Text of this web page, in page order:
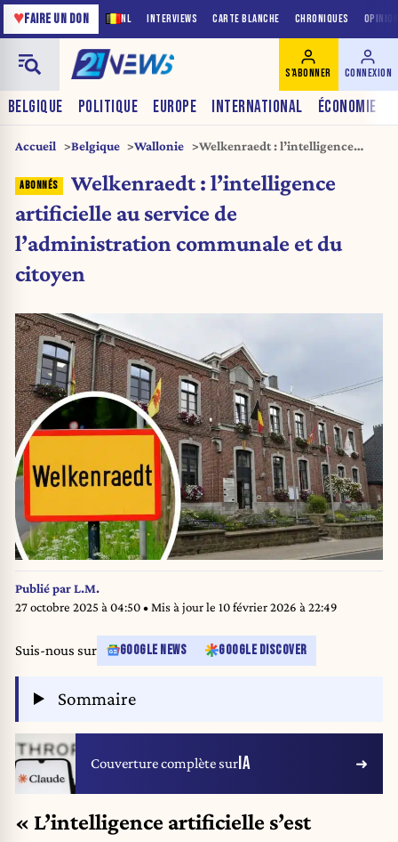
NL INTERVIEWS CARTE BLANCHE CHRONIQUES
♥FAIRE UN DON
BELGIQUE POLITIQUE EUROPE INTERNATIONAL ÉCONOMIE
S'ABONNER CONNEXION
Accueil Belgique Wallonie
Welkenraedt : l’intelligence
l’administration communale et
du citoyen
Welkenraedt : l’intelligence
artificielle au service de
l’administration communale et du
citoyen
Publié parL.M.
27 octobre 2025 à 04:50• Mis à jour le 10 février 2026 à 22:49
Suis-nous sur GOOGLE NEWS GOOGLE DISCOVER
Sommaire
Couverture complète surIA
« L’intelligence artificielle s’est